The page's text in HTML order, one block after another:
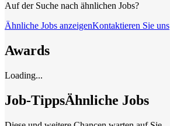
Auf der Suche nach ähnlichen Jobs?
Ähnliche Jobs anzeigenKontaktieren Sie uns
Awards
Loading...
Job-TippsÄhnliche Jobs